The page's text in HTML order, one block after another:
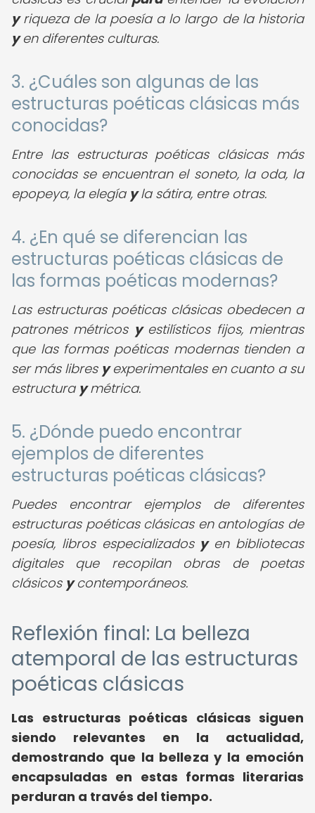
yriqueza de la poesía a lo largo de la historia
yen diferentes culturas.
3. ¿Cuáles son algunas de las
estructuras poéticas clásicas más
conocidas?
Entre las estructuras poéticas clásicas más
conocidas se encuentran el soneto, la oda, la
epopeya, la elegía yla sátira, entre otras.
4. ¿En qué se diferencian las
estructuras poéticas clásicas de
las formas poéticas modernas?
Las estructuras poéticas clásicas obedecen a
patrones métricos yestilísticos fijos, mientras
que las formas poéticas modernas tienden a
ser más libres yexperimentales en cuanto a su
estructura ymétrica.
5. ¿Dónde puedo encontrar
ejemplos de diferentes
estructuras poéticas clásicas?
Puedes encontrar ejemplos de diferentes
estructuras poéticas clásicas en antologías de
poesía, libros especializados yen bibliotecas
digitales que recopilan obras de poetas
clásicos ycontemporáneos.
Reflexión final: La belleza
atemporal de las estructuras
poéticas clásicas
Las estructuras poéticas clásicas siguen
siendo relevantes en la actualidad,
demostrando que la belleza y la emoción
encapsuladas en estas formas literarias
perduran a través del tiempo.